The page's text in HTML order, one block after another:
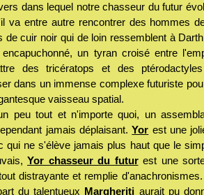
dans lequel notre chasseur du futur
va entre autre rencontrer des hommes
de cuir noir qui de loin ressemblent à
un tyran croisé entre
des tricératops et des
dans un immense complexe futuriste
vaisseau spatial.
peu tout et n'importe quoi, un
jamais déplaisant.Yor est une
qui ne s'élève jamais plus haut que le
Yor chasseur du futurest une
distrayante et remplie
du talentueux Margheriti aurait pu